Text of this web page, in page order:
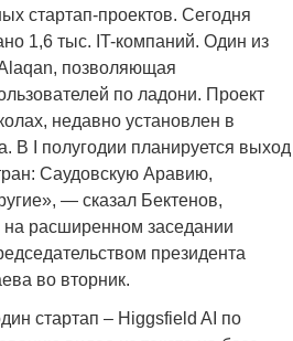
стартап-проектов. Сегодня
1,6 тыс. IT-компаний. Один из
позволяющая
по ладони. Проект
недавно установлен в
В I полугодии планируется выход
Саудовскую Аравию,
— сказал Бектенов,
расширенном заседании
президента
во вторник.
стартап – Higgsfield AI по